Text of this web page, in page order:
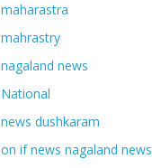
maharastra
mahrastry
nagaland news
National
news dushkaram
on if news nagaland news